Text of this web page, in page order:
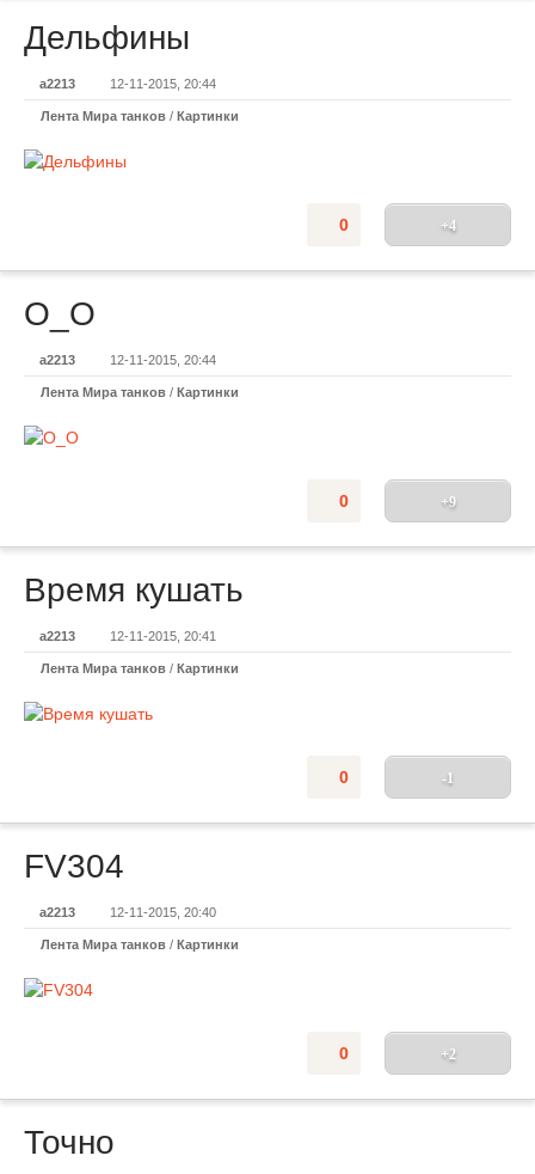
Дельфины
a2213 12-11-2015, 20:44
Лента Мира танков / Картинки
+4
0
О_О
a2213 12-11-2015, 20:44
Лента Мира танков / Картинки
+9
0
Время кушать
a2213 12-11-2015, 20:41
Лента Мира танков / Картинки
-1
0
FV304
a2213 12-11-2015, 20:40
Лента Мира танков / Картинки
+2
0
Точно